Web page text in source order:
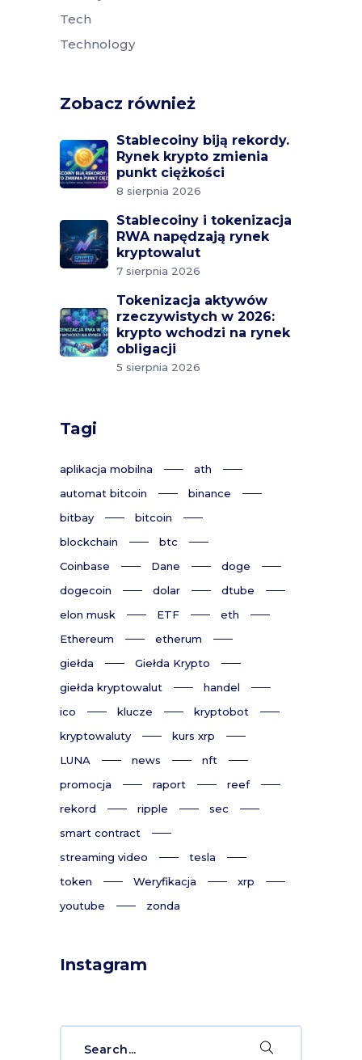
Tech
Technology
Zobacz również
Stablecoiny biją rekordy.
Rynek krypto zmienia
punkt ciężkości
8 sierpnia 2026
Stablecoiny i tokenizacja
RWA napędzają rynek
kryptowalut
7 sierpnia 2026
Tokenizacja aktywów
rzeczywistych w 2026:
krypto wchodzi na rynek
obligacji
5 sierpnia 2026
Tagi
aplikacja mobilna
ath
automat bitcoin
binance
bitbay
bitcoin
blockchain
btc
Coinbase
Dane
doge
dogecoin
dolar
dtube
elon musk
ETF
eth
Ethereum
etherum
giełda
Giełda Krypto
giełda kryptowalut
handel
ico
klucze
kryptobot
kryptowaluty
kurs xrp
LUNA
news
nft
promocja
raport
reef
rekord
ripple
sec
smart contract
streaming video
tesla
token
Weryfikacja
xrp
youtube
zonda
Instagram